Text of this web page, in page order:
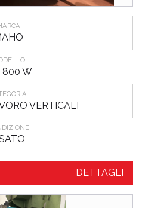
800 W
VERTICALI
DETTAGLI